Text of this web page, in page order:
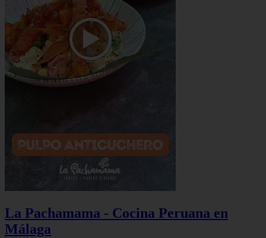
La Pachamama - Cocina Peruana en
Málaga